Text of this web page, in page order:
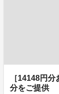
［14148円
分をご提供